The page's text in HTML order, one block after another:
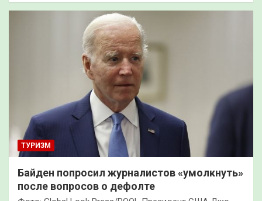
ТУРИЗМ
Байден попросил журналистов «умолкнуть»
после вопросов о дефолте